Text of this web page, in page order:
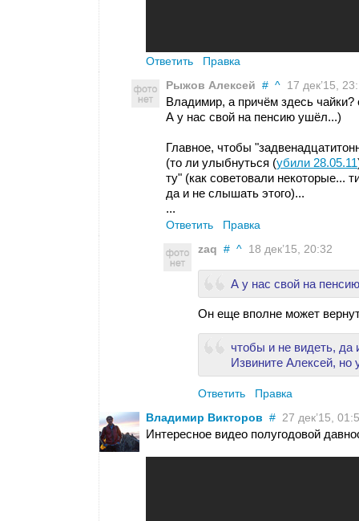
Ответить
Правка
Рыжов Алексей # ^ 17 дек’15,
Владимир, а причём здесь
А у нас свой на пенсию ушёл...)
Главное, чтобы
(то ли улыбнуться (убили 28.05.11
ту" (как советовали некоторые...
да и не слышать этого)...
...
Ответить
Правка
zaq # ^ 18 дек’15, 20:32
А у нас свой на
Он еще вполне может
чтобы и не видеть, да
Извините Алексей, но
Ответить
Правка
Владимир Викторов # 27 дек’15,
Интересное видео полугодовой